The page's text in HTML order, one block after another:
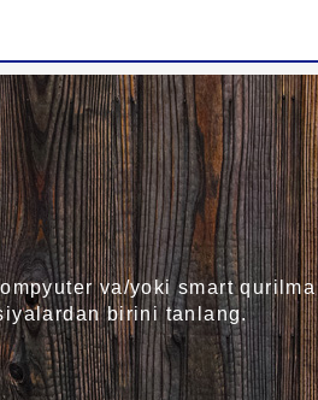
va/yoki smart
birini tanlang.